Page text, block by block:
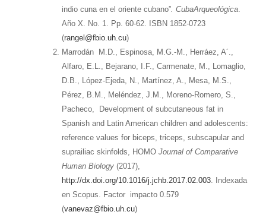
indio cuna en el oriente cubano”. CubaArqueológica.
Año X. No. 1. Pp. 60-62. ISBN 1852-0723
(rangel@fbio.uh.cu)
Marrodán M.D., Espinosa, M.G.-M., Herráez, A´.,
Alfaro, E.L., Bejarano, I.F., Carmenate, M., Lomaglio,
D.B., López-Ejeda, N., Martínez, A., Mesa, M.S.,
Pérez, B.M., Meléndez, J.M., Moreno-Romero, S.,
Pacheco, Development of subcutaneous fat in
Spanish and Latin American children and adolescents:
reference values for biceps, triceps, subscapular and
suprailiac skinfolds, HOMO Journal of Comparative
Human Biology (2017),
http://dx.doi.org/10.1016/j.jchb.2017.02.003. Indexada
en Scopus. Factor impacto 0.579
(vanevaz@fbio.uh.cu)